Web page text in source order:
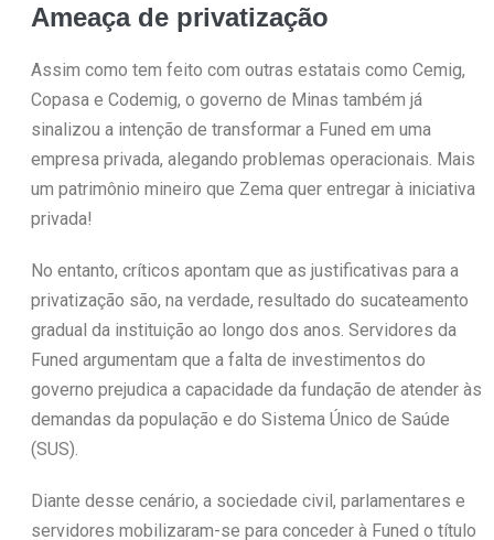
Ameaça de privatização
Assim como tem feito com outras estatais como Cemig,
Copasa e Codemig, o governo de Minas também já
sinalizou a intenção de transformar a Funed em uma
empresa privada, alegando problemas operacionais. Mais
um patrimônio mineiro que Zema quer entregar à iniciativa
privada!
No entanto, críticos apontam que as justificativas para a
privatização são, na verdade, resultado do sucateamento
gradual da instituição ao longo dos anos. Servidores da
Funed argumentam que a falta de investimentos do
governo prejudica a capacidade da fundação de atender às
demandas da população e do Sistema Único de Saúde
(SUS).
Diante desse cenário, a sociedade civil, parlamentares e
servidores mobilizaram-se para conceder à Funed o título